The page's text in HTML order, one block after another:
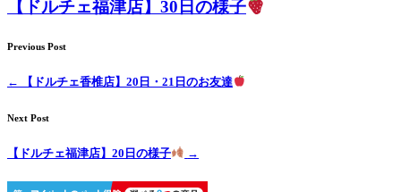
【ドルチェ福津店】30日の様子
Previous Post
← 【ドルチェ香椎店】20日・21日のお友達
Next Post
【ドルチェ福津店】20日の様子 →